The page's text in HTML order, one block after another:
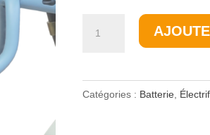
Beluga
48V
Catégories : Batterie,